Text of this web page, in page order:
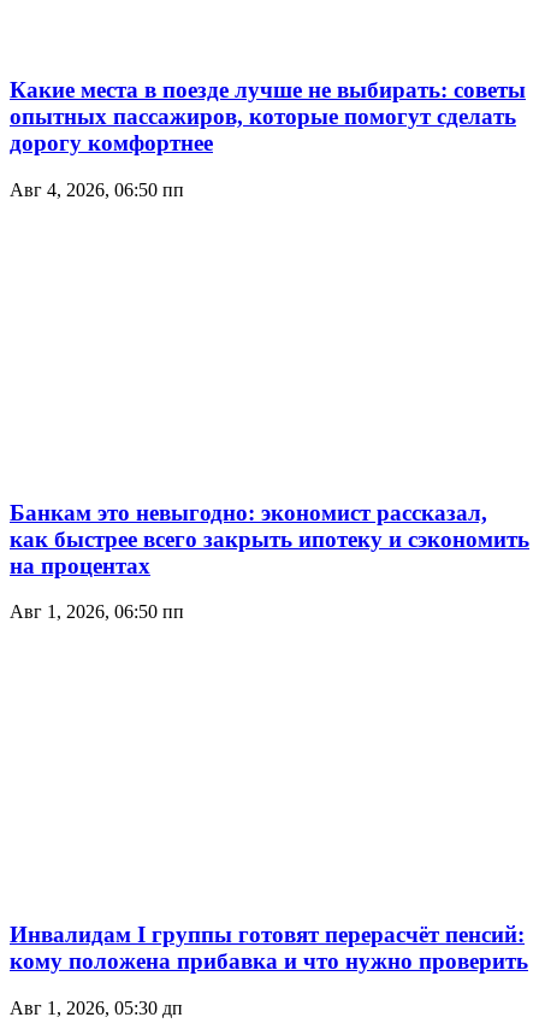
Какие места в поезде лучше не выбирать: советы
опытных пассажиров, которые помогут сделать
дорогу комфортнее
Авг 4, 2026, 06:50 пп
Банкам это невыгодно: экономист рассказал,
как быстрее всего закрыть ипотеку и сэкономить
на процентах
Авг 1, 2026, 06:50 пп
Инвалидам I группы готовят перерасчёт пенсий:
кому положена прибавка и что нужно проверить
Авг 1, 2026, 05:30 дп